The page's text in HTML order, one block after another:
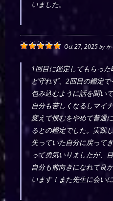
いました。
Oct 27, 2025 by か
1回目に鑑定してもらっ
ど守れず、2回目の鑑定
包み込むように話を聞い
自分も苦しくなるしマイ
変えて恨むをやめて普通
るとの鑑定でした。実践
失っていた自分に戻って
って勇気いりましたが、
自分も前向きになれて良
います！また先生に会い